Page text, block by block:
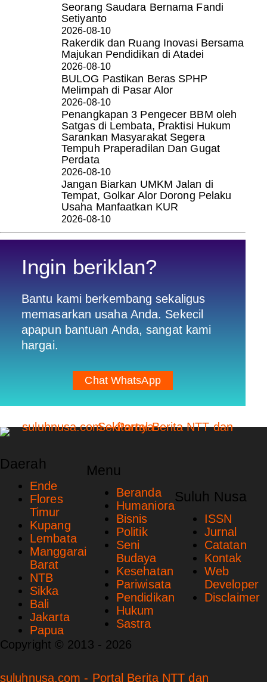
Seorang Saudara Bernama Fandi
Setiyanto
2026-08-10
Rakerdik dan Ruang Inovasi Bersama
Majukan Pendidikan di Atadei
2026-08-10
BULOG Pastikan Beras SPHP
Melimpah di Pasar Alor
2026-08-10
Penangkapan 3 Pengecer BBM oleh
Satgas di Lembata, Praktisi Hukum
Sarankan Masyarakat Segera
Tempuh Praperadilan Dan Gugat
Perdata
2026-08-10
Jangan Biarkan UMKM Jalan di
Tempat, Golkar Alor Dorong Pelaku
Usaha Manfaatkan KUR
2026-08-10
Ingin beriklan?
Bantu kami berkembang sekaligus
memasarkan usaha Anda. Sekecil
apapun bantuan Anda, sangat kami
hargai.
Chat WhatsApp
Daerah
Ende
Flores
Timur
Kupang
Lembata
Manggarai
Barat
NTB
Sikka
Bali
Jakarta
Papua
Menu
Beranda
Humaniora
Bisnis
Politik
Seni
Budaya
Kesehatan
Pariwisata
Pendidikan
Hukum
Sastra
Suluh Nusa
ISSN
Jurnal
Catatan
Kontak
Web
Developer
Disclaimer
Copyright © 2013 - 2026
suluhnusa.com - Portal Berita NTT dan